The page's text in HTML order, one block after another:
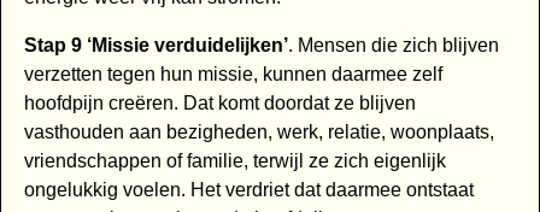
Stap 9 ‘Missie verduidelijken’. Mensen die zich blijven
verzetten tegen hun missie, kunnen daarmee zelf
hoofdpijn creëren. Dat komt doordat ze blijven
vasthouden aan bezigheden, werk, relatie, woonplaats,
vriendschappen of familie, terwijl ze zich eigenlijk
ongelukkig voelen. Het verdriet dat daarmee ontstaat